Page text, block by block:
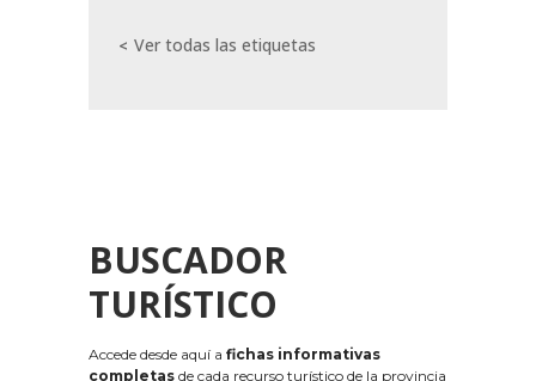
Ver todas las etiquetas
BUSCADOR
TURÍSTICO
Accede desde aquí a fichas informativas
completas de cada recurso turístico de la provincia